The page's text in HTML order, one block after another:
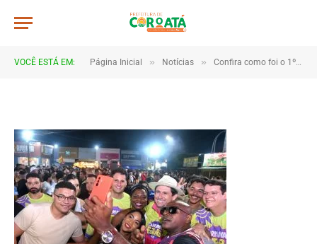
VOCÊ ESTÁ EM: Página Inicial » Notícias » Confira como foi o 1º dia do Carnaval de Coroatá
JWR_7962